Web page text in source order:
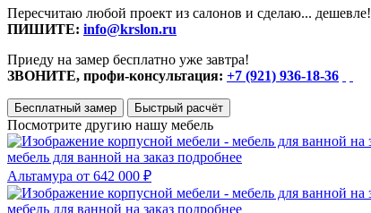
Пересчитаю любой проект из салонов и сделаю... дешевле!
ПИШИТЕ: info@krslon.ru
Приеду на замер бесплатно уже завтра!
ЗВОНИТЕ, профи-консультация: +7 (921) 936-18-36
Бесплатный замер Быстрый расчёт
Посмотрите другию нашу мебель
мебель для ванной на заказ подробнее
Альтамура от 642 000 ₽
мебель для ванной на заказ подробнее